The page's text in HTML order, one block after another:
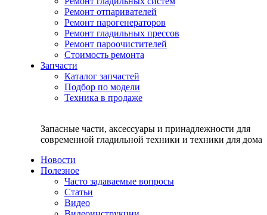
Ремонт отпаривателей
Ремонт парогенераторов
Ремонт гладильных прессов
Ремонт пароочистителей
Стоимость ремонта
Запчасти
Каталог запчастей
Подбор по модели
Техника в продаже
Запасные части, аксессуары и принадлежности для
современной гладильной техники и техники для дома
Новости
Полезное
Часто задаваемые вопросы
Статьи
Видео